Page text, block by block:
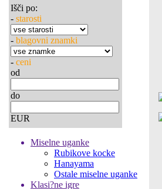
Išči po:
- starosti
- blagovni znamki
- ceni
od
do
EUR
Miselne uganke
Rubikove kocke
Hanayama
Ostale miselne uganke
Klasi?ne igre